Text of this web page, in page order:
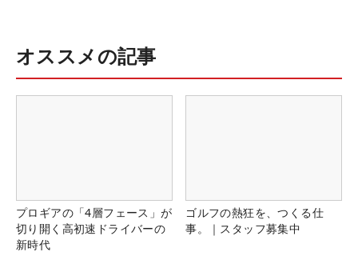
オススメの記事
プロギアの「4層フェース」が
切り開く高初速ドライバーの
新時代
ゴルフの熱狂を、つくる仕
事。｜スタッフ募集中